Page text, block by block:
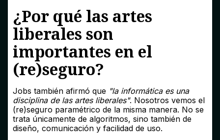
¿Por qué las artes
liberales son
importantes en el
(re)seguro?
Jobs también afirmó que "la informática es una
disciplina de las artes liberales". Nosotros vemos el
(re)seguro paramétrico de la misma manera. No se
trata únicamente de algoritmos, sino también de
diseño, comunicación y facilidad de uso.